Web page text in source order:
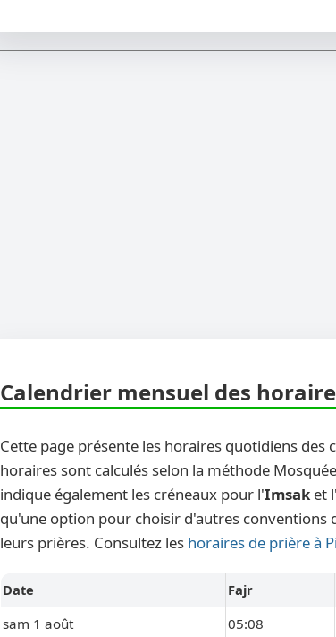
Calendrier mensuel des
Cette page présente les horaires quotidiens des
horaires sont calculés selon la méthode
indique également les créneaux pour l'Imsak et
qu'une option pour choisir d'autres conventions
leurs prières. Consultez les horaires de prière à
Date Fajr
sam 1 août
05:08